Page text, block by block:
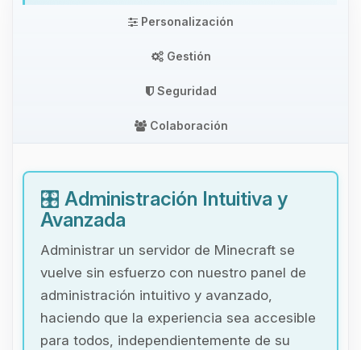
Personalización
Gestión
Seguridad
Colaboración
🎛️ Administración Intuitiva y
Avanzada
Administrar un servidor de Minecraft se
vuelve sin esfuerzo con nuestro panel de
administración intuitivo y avanzado,
haciendo que la experiencia sea accesible
para todos, independientemente de su